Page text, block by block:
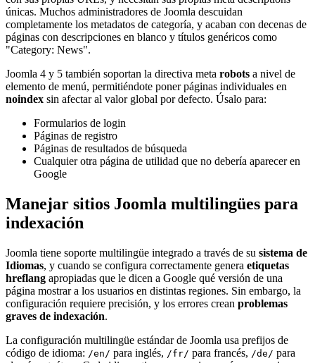
únicas. Muchos administradores de Joomla descuidan
completamente los metadatos de categoría, y acaban con decenas de
páginas con descripciones en blanco y títulos genéricos como
"Category: News".
Joomla 4 y 5 también soportan la directiva meta robots a nivel de
elemento de menú, permitiéndote poner páginas individuales en
noindex sin afectar al valor global por defecto. Úsalo para:
Formularios de login
Páginas de registro
Páginas de resultados de búsqueda
Cualquier otra página de utilidad que no debería aparecer en
Google
Manejar sitios Joomla multilingües para
indexación
Joomla tiene soporte multilingüe integrado a través de su sistema de
Idiomas, y cuando se configura correctamente genera etiquetas
hreflang apropiadas que le dicen a Google qué versión de una
página mostrar a los usuarios en distintas regiones. Sin embargo, la
configuración requiere precisión, y los errores crean problemas
graves de indexación.
La configuración multilingüe estándar de Joomla usa prefijos de
código de idioma: /en/ para inglés, /fr/ para francés, /de/ para